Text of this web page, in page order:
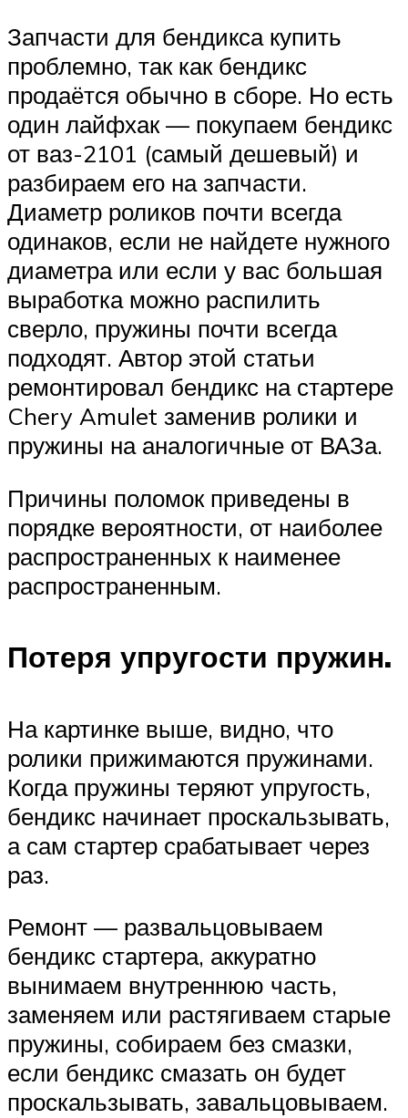
Запчасти для бендикса купить
проблемно, так как бендикс
продаётся обычно в сборе. Но есть
один лайфхак — покупаем бендикс
от ваз-2101 (самый дешевый) и
разбираем его на запчасти.
Диаметр роликов почти всегда
одинаков, если не найдете нужного
диаметра или если у вас большая
выработка можно распилить
сверло, пружины почти всегда
подходят. Автор этой статьи
ремонтировал бендикс на стартере
Chery Amulet заменив ролики и
пружины на аналогичные от ВАЗа.
Причины поломок приведены в
порядке вероятности, от наиболее
распространенных к наименее
распространенным.
Потеря упругости пружин.
На картинке выше, видно, что
ролики прижимаются пружинами.
Когда пружины теряют упругость,
бендикс начинает проскальзывать,
а сам стартер срабатывает через
раз.
Ремонт — развальцовываем
бендикс стартера, аккуратно
вынимаем внутреннюю часть,
заменяем или растягиваем старые
пружины, собираем без смазки,
если бендикс смазать он будет
проскальзывать, завальцовываем.